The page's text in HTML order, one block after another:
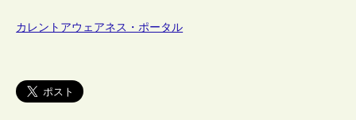
カレントアウェアネス・ポータル